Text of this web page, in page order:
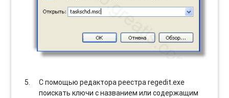
С помощью редактора реестра regedit.exe
поискать ключи с названием или содержащим